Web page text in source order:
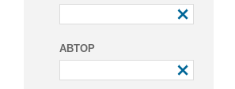
АВТОР